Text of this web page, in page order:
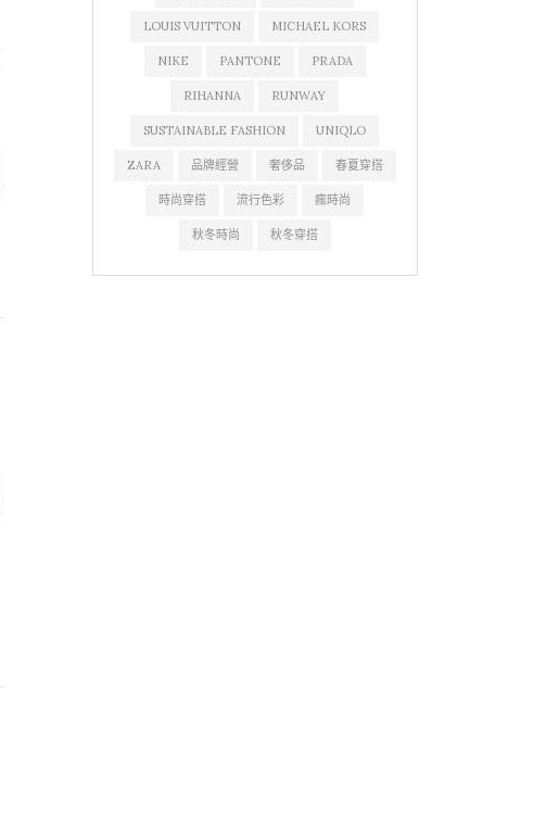
LOUIS VUITTON MICHAEL KORS
NIKE PANTONE PRADA
RIHANNA RUNWAY
SUSTAINABLE FASHION UNIQLO
ZARA 品牌經營 奢侈品 春夏穿搭
時尚穿搭 流行色彩 瘋時尚
秋冬時尚 秋冬穿搭